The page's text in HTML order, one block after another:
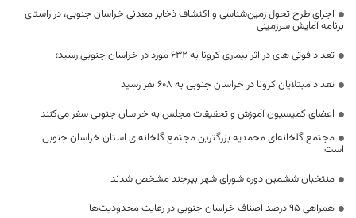
اجرای طرح تحول زمین‌شناسی و اکتشاف ذخایر معدنی خراسان جنوبی، در راستای
برنامه آمایش سرزمینی
تعداد فوتی های در اثر بیماری کرونا به 632 مورد در خراسان جنوبی رسید؛
تعداد مبتلایان کرونا در خراسان جنوبی به 608 نفر رسید
اعضای کمیسیون آموزش و تحقیقات مجلس به خراسان جنوبی سفر می‌کنند
مجتمع گلخانه‌­ای محمدیه بزرگترین مجتمع گلخانه‌­ای استان خراسان جنوبی
است
منتخبان ششمین دوره شورای شهر بیرجند مشخص شدند
همراهی ۹۵ درصد اصناف خراسان جنوبی در رعایت محدودیت‌ها